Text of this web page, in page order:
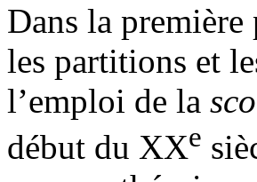
Dans la
les partitions et
l’emploi de la
début du XXe